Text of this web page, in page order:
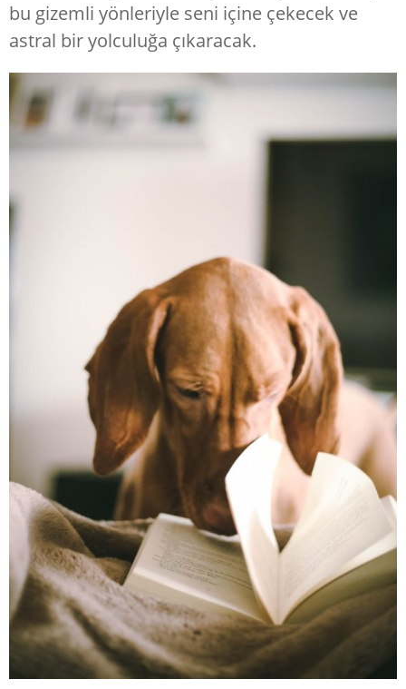
bu gizemli yönleriyle seni içine çekecek ve
astral bir yolculuğa çıkaracak.